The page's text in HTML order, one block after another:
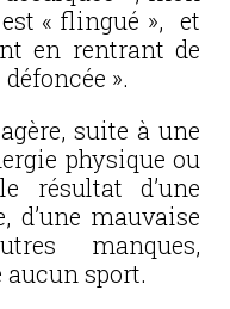
« flingué », et
en rentrant de
».
suite à une
physique ou
résultat d’une
d’une mauvaise
manques,
sport.